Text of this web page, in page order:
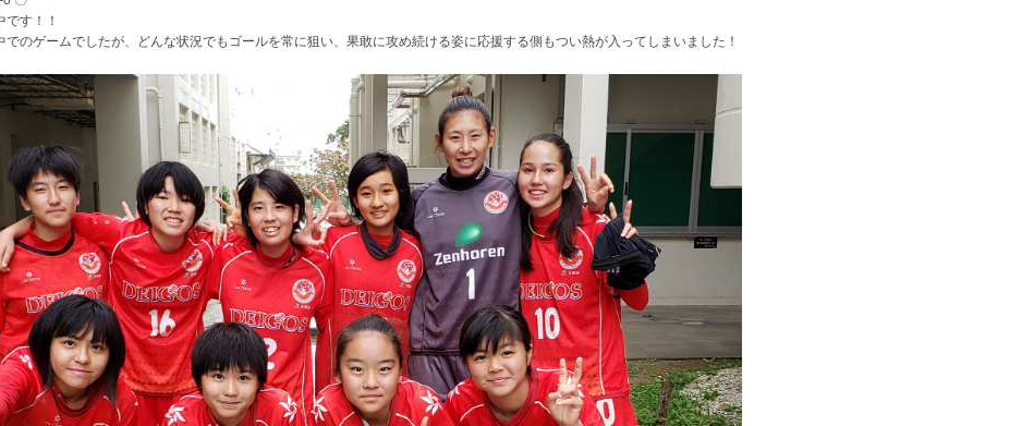
です！！
でのゲームでしたが、どんな状況でもゴールを常に狙い、果敢に攻め続ける姿に応援する側もつい熱が入ってしまいました！